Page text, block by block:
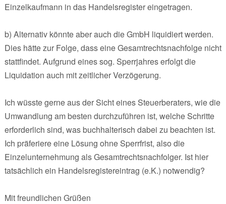
Einzelkaufmann in das Handelsregister eingetragen.
b) Alternativ könnte aber auch die GmbH liquidiert werden.
Dies hätte zur Folge, dass eine Gesamtrechtsnachfolge nicht
stattfindet. Aufgrund eines sog. Sperrjahres erfolgt die
Liquidation auch mit zeitlicher Verzögerung.
Ich wüsste gerne aus der Sicht eines Steuerberaters, wie die
Umwandlung am besten durchzuführen ist, welche Schritte
erforderlich sind, was buchhalterisch dabei zu beachten ist.
Ich präferiere eine Lösung ohne Sperrfrist, also die
Einzelunternehmung als Gesamtrechtsnachfolger. Ist hier
tatsächlich ein Handelsregistereintrag (e.K.) notwendig?
Mit freundlichen Grüßen